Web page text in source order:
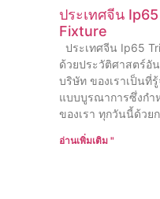
ประเทศจีน
Fixture
ประเทศจีน Ip65
ด้วยประวัติศาสตร์อั
บริษัท ของเราเป็นที่
แบบบูรณาการซึ่งกํา
ของเรา ทุกวันนี้ด้วย
อ่านเพิ่มเติม "